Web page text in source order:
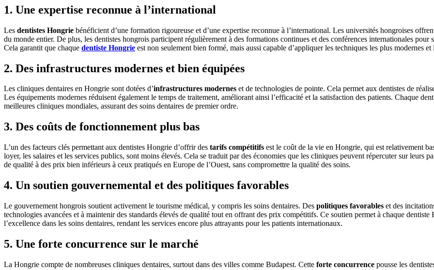
1. Une expertise reconnue à l’international
Les dentistes Hongrie bénéficient d’une formation rigoureuse et d’une expertise reconnue à l’international. Les universités hongroises
du monde entier. De plus, les dentistes hongrois participent régulièrement à des formations continues et des conférences internationales
Cela garantit que chaque dentiste Hongrie est non seulement bien formé, mais aussi capable d’appliquer les techniques les plus modernes
2. Des infrastructures modernes et bien équipées
Les cliniques dentaires en Hongrie sont dotées d’infrastructures modernes et de technologies de pointe. Cela permet aux dentistes de
Les équipements modernes réduisent également le temps de traitement, améliorant ainsi l’efficacité et la satisfaction des patients. Chaque
meilleures cliniques mondiales, assurant des soins dentaires de premier ordre.
3. Des coûts de fonctionnement plus bas
L’un des facteurs clés permettant aux dentistes Hongrie d’offrir des tarifs compétitifs est le coût de la vie en Hongrie, qui est relativement
loyer, les salaires et les services publics, sont moins élevés. Cela se traduit par des économies que les cliniques peuvent répercuter sur leurs
de qualité à des prix bien inférieurs à ceux pratiqués en Europe de l’Ouest, sans compromettre la qualité des soins.
4. Un soutien gouvernemental et des politiques favorables
Le gouvernement hongrois soutient activement le tourisme médical, y compris les soins dentaires. Des politiques favorables et des
technologies avancées et à maintenir des standards élevés de qualité tout en offrant des prix compétitifs. Ce soutien permet à chaque
l’excellence dans les soins dentaires, rendant les services encore plus attrayants pour les patients internationaux.
5. Une forte concurrence sur le marché
La Hongrie compte de nombreuses cliniques dentaires, surtout dans des villes comme Budapest. Cette forte concurrence pousse les